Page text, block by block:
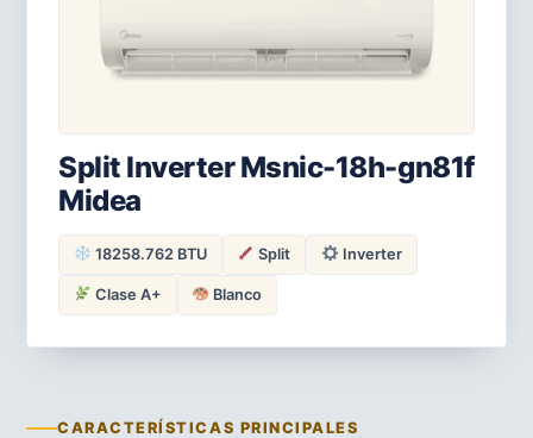
Split Inverter Msnic-18h-gn81f
Midea
18258.762 BTU Split Inverter
Clase A+ Blanco
CARACTERÍSTICAS PRINCIPALES